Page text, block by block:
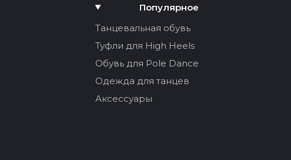
Популярное
Танцевальная обувь
Туфли для High Heels
Обувь для Pole Dance
Одежда для танцев
Аксессуары